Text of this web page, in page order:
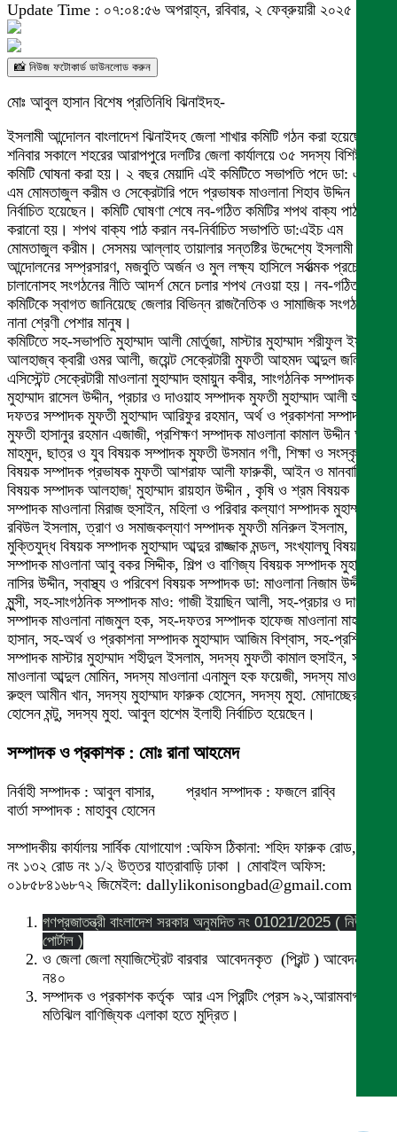
Update Time : ০৭:০৪:৫৬ অপরাহ্ন, রবিবার, ২ ফেব্রুয়ারী ২০২৫
📸 নিউজ ফটোকার্ড ডাউনলোড করুন
মোঃ আবুল হাসান বিশেষ প্রতিনিধি ঝিনাইদহ-
ইসলামী আন্দোলন বাংলাদেশ ঝিনাইদহ জেলা শাখার কমিটি গঠন করা হয়েছে।
শনিবার সকালে শহরের আরাপপুরে দলটির জেলা কার্যালয়ে ৩৫ সদস্য বিশিষ্ট এই
কমিটি ঘোষনা করা হয়। ২ বছর মেয়াদি এই কমিটিতে সভাপতি পদে ডা: এইচ
এম মোমতাজুল করীম ও সেক্রেটারি পদে প্রভাষক মাওলানা শিহাব উদ্দিন
নির্বাচিত হয়েছেন। কমিটি ঘোষণা শেষে নব-গঠিত কমিটির শপথ বাক্য পাঠ
করানো হয়। শপথ বাক্য পাঠ করান নব-নির্বাচিত সভাপতি ডা:এইচ এম
মোমতাজুল করীম। সেসময় আল্লাহ তায়ালার সন্তষ্টির উদ্দেশ্যে ইসলামী
আন্দোলনের সম্প্রসারণ, মজবুতি অর্জন ও মুল লক্ষ্য হাসিলে সর্বাত্মক প্রচেষ্টা
চালানোসহ সংগঠনের নীতি আদর্শ মেনে চলার শপথ নেওয়া হয়। নব-গঠিত এই
কমিটিকে স্বাগত জানিয়েছে জেলার বিভিন্ন রাজনৈতিক ও সামাজিক সংগঠনসহ
নানা শ্রেণী পেশার মানুষ।
কমিটিতে সহ-সভাপতি মুহাম্মাদ আলী মোর্তুজা, মাস্টার মুহাম্মাদ শরীফুল ইসলাম,
আলহাজ্ব ক্বারী ওমর আলী, জয়েন্ট সেক্রেটারী মুফতী আহমদ আব্দুল জলিল,
এসিস্টেন্ট সেক্রেটারী মাওলানা মুহাম্মাদ হুমায়ুন কবীর, সাংগঠনিক সম্পাদক মুফতী
মুহাম্মাদ রাসেল উদ্দীন, প্রচার ও দাওয়াহ সম্পাদক মুফতী মুহাম্মাদ আলী হুসাইন,
দফতর সম্পাদক মুফতী মুহাম্মাদ আরিফুর রহমান, অর্থ ও প্রকাশনা সম্পাদক
মুফতী হাসানুর রহমান এজাজী, প্রশিক্ষণ সম্পাদক মাওলানা কামাল উদ্দীন আল
মাহমুদ, ছাত্র ও যুব বিষয়ক সম্পাদক মুফতী উসমান গণী, শিক্ষা ও সংস্কৃতি
বিষয়ক সম্পাদক প্রভাষক মুফতী আশরাফ আলী ফারুকী, আইন ও মানবাধিকার
বিষয়ক সম্পাদক আলহাজ¦ মুহাম্মাদ রায়হান উদ্দীন , কৃষি ও শ্রম বিষয়ক
সম্পাদক মাওলানা মিরাজ হুসাইন, মহিলা ও পরিবার কল্যাণ সম্পাদক মুহাম্মাদ
রবিউল ইসলাম, ত্রাণ ও সমাজকল্যাণ সম্পাদক মুফতী মনিরুল ইসলাম,
মুক্তিযুদ্ধ বিষয়ক সম্পাদক মুহাম্মাদ আব্দুর রাজ্জাক মন্ডল, সংখ্যালঘু বিষয়ক
সম্পাদক মাওলানা আবু বকর সিদ্দীক, শিল্প ও বাণিজ্য বিষয়ক সম্পাদক মুহাম্মাদ
নাসির উদ্দীন, স্বাস্থ্য ও পরিবেশ বিষয়ক সম্পাদক ডা: মাওলানা নিজাম উদ্দীন
মুন্সী, সহ-সাংগঠনিক সম্পাদক মাও: গাজী ইয়াছিন আলী, সহ-প্রচার ও দাওয়াহ
সম্পাদক মাওলানা নাজমুল হক, সহ-দফতর সম্পাদক হাফেজ মাওলানা মাহদী
হাসান, সহ-অর্থ ও প্রকাশনা সম্পাদক মুহাম্মাদ আজিম বিশ্বাস, সহ-প্রশিক্ষণ
সম্পাদক মাস্টার মুহাম্মাদ শহীদুল ইসলাম, সদস্য মুফতী কামাল হুসাইন, সদস্য
মাওলানা আব্দুল মোমিন, সদস্য মাওলানা এনামুল হক ফয়েজী, সদস্য মাওলানা
রুহুল আমীন খান, সদস্য মুহাম্মাদ ফারুক হোসেন, সদস্য মুহা. মোদাচ্ছের
হোসেন মন্টু, সদস্য মুহা. আবুল হাশেম ইলাহী নির্বাচিত হয়েছেন।
সম্পাদক ও প্রকাশক : মোঃ রানা আহমেদ
নির্বাহী সম্পাদক : আবুল বাসার, প্রধান সম্পাদক : ফজলে রাব্বি
বার্তা সম্পাদক : মাহাবুব হোসেন
সম্পাদকীয় কার্যালয় সার্বিক যোগাযোগ :অফিস ঠিকানা: শহিদ ফারুক রোড,বাসা
নং ১৩২ রোড নং ১/২ উত্তর যাত্রাবাড়ি ঢাকা । মোবাইল অফিস:
০১৮৫৮৪১৬৮৭২ জিমেইল: dallylikonisongbad@gmail.com
গণপ্রজাতন্ত্রী বাংলাদেশ সরকার অনুমদিত নং 01021/2025 ( নিউজ
পোর্টাল )
ও জেলা জেলা ম্যাজিস্ট্রেট বারবার আবেদনকৃত (প্রিন্ট ) আবেদন নং
ন৪০
সম্পাদক ও প্রকাশক কর্তৃক আর এস প্রিন্টিং প্রেস ৯২,আরামবাগ
মতিঝিল বাণিজ্যিক এলাকা হতে মুদ্রিত।